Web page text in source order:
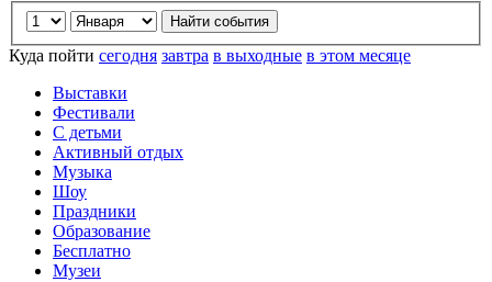
Куда пойти сегодня завтра в выходные в этом месяце
Выставки
Фестивали
С детьми
Активный отдых
Музыка
Шоу
Праздники
Образование
Бесплатно
Музеи